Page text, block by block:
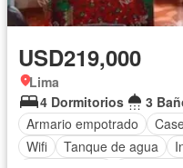
USD219,000
Lima
4 Dormitorios
3
Armario empotrado
Wifi
Tanque de agua